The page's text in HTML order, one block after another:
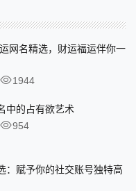
网名精选，财运福运伴你一
1944
中的占有欲艺术
954
：赋予你的社交账号独特高